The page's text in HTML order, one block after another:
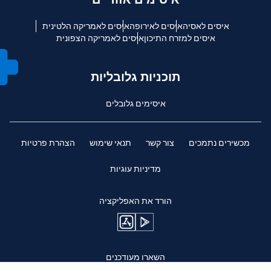
איסים לאסיהאיסים לאירופהאיסים לאמריקה הלטינית
איסים למזרח התיכוןאיסים לאמריקה הצפונית
תוכניות גלובליות
איסימים גלובלים
מכשירים נתמכים צור קשר תנאי שימוש הצהרת פרטיות
מדיניות עוגיות
הורד את האפליקציה
השארו מעודכנים